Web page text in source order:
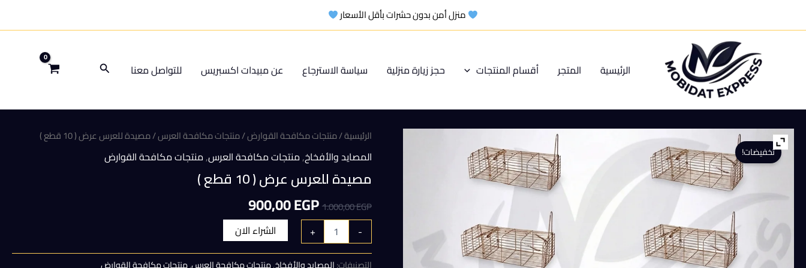
منزل أمن بدون حشرات بأقل الأسعار
الرئيسية المتجر أقسام المنتجات حجز زيارة منزلية سياسة الاسترجاع عن مبيدات اكسبريس للتواصل معنا البحث
تخفيضات!
الرئيسية/منتجات مكافحة القوارض/منتجات مكافحة العرس/ مصيدة للعرس عرض ( 10 قطع )
المصايد والأفخاخ,منتجات مكافحة العرس,منتجات مكافحة القوارض
مصيدة للعرس عرض ( 10 قطع )
1.000,00EGP
السعر
الأصلي
هو:
900,00EGP
السعر
الحالي
هو:
-
للعرس
+ الشراء الان
التصنيفات:المصايد والأفخاخ,منتجات مكافحة العرس,منتجات مكافحة القوارض